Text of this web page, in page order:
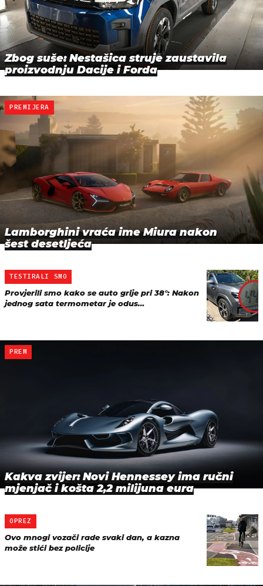
Zbog suše: Nestašica struje zaustavila
proizvodnju Dacije i Forda
PREMIJERA
Lamborghini vraća ime Miura nakon
šest desetljeća
TESTIRALI SMO
Provjerili smo kako se auto grije pri 38°: Nakon
jednog sata termometar je odus…
PREM
Kakva zvijer: Novi Hennessey ima ručni
mjenjač i košta 2,2 milijuna eura
OPREZ
Ovo mnogi vozači rade svaki dan, a kazna
može stići bez policije